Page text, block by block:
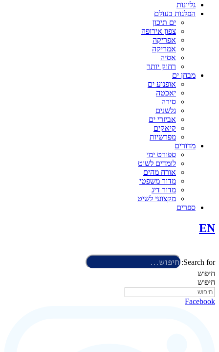
גליונות
הפלגות בעולם
ים תיכון
צפון אירופה
אפריקה
אמריקה
אסיה
רחוק יותר
מבחן ים
אופנוע ים
יאכטה
סירה
גלשנים
אביזרי ים
קיאקים
מפרשיות
מדורים
ספורט ימי
לומדים לשוט
אורח מהים
מדור משפטי
מדור דיג
מקצועי לשיט
ספרים
EN
Search for:
חיפוש
חיפוש
Facebook